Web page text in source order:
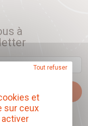
à
afin de mieux
les contenus
et
sur ceux
Tout refuser